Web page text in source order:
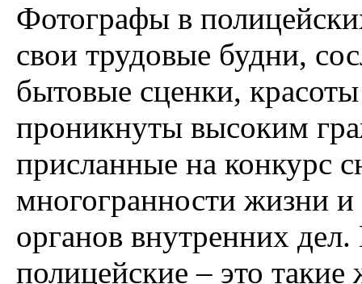
Фотографы в
свои трудовые будни,
бытовые сценки,
проникнуты высоким
присланные на конкурс
многогранности жизни и
органов внутренних
полицейские – это